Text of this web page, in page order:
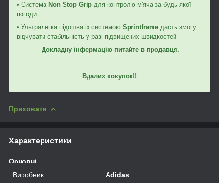
• Система Non Stop Grip для контролю м'яча за будь-якої
погоди
• Ультралегка підошва із системою Sprintframe дасть змогу
відчувати стабільність у разі підвищених швидкостей
Докладну інформацію питайте в продавця.
Вдалих покупок!!
Приховати
Характеристики
Основні
Виробник
Adidas